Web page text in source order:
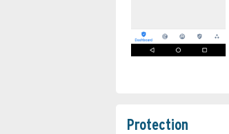
Protection